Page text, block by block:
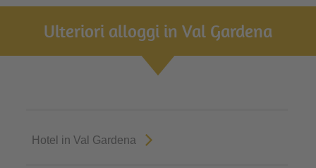
Ulteriori alloggi in Val Gardena
Hotel in Val Gardena